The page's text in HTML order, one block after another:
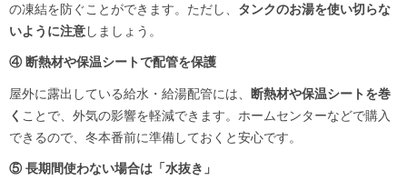
の凍結を防ぐことができます。ただし、 タンクのお湯を使い切らな
いように注意しましょう。
④ 断熱材や保温シートで配管を保護
屋外に露出している給水・給湯配管には、
断熱材や保温シートを巻
く ことで、外気の影響を軽減できます。ホームセンターなどで購入
できるので、冬本番前に準備しておくと安心です。
⑤ 長期間使わない場合は「水抜き」